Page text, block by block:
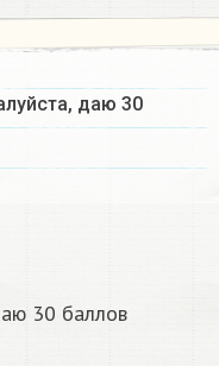
даю 30
30 баллов​